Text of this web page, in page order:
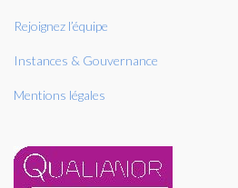
Rejoignez l’équipe
Instances & Gouvernance
Mentions légales